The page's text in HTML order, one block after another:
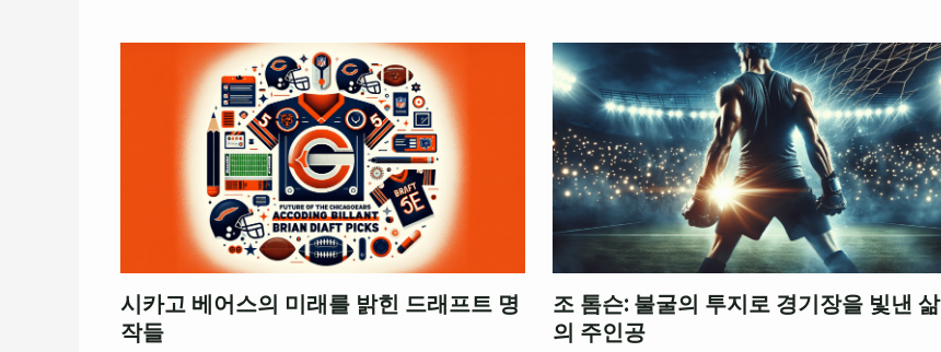
시카고 베어스의 미래를 밝힌 드래프트 명
작들
조 톰슨: 불굴의 투지로 경기장을 빛낸 삶
의 주인공